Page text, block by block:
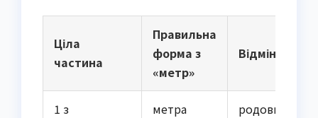
Ціла
частина
Правильна
форма з
«метр»
Відмінок
1 з
метра
родовий